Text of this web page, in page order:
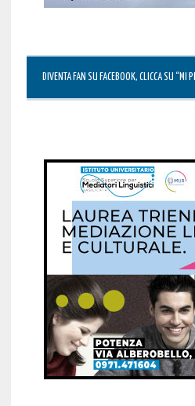
DIVENTA FAN SU FACEBOOK, CLICCA SU “MI